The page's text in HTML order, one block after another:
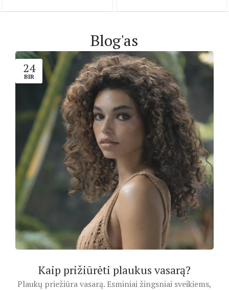
Blog'as
24
BIR
Kaip prižiūrėti plaukus vasarą?
Plaukų priežiūra vasarą. Esminiai žingsniai sveikiems,